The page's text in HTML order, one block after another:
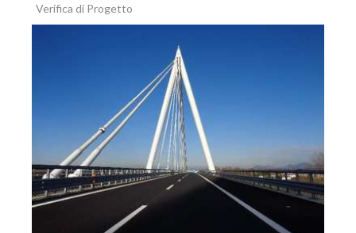
Verifica di Progetto